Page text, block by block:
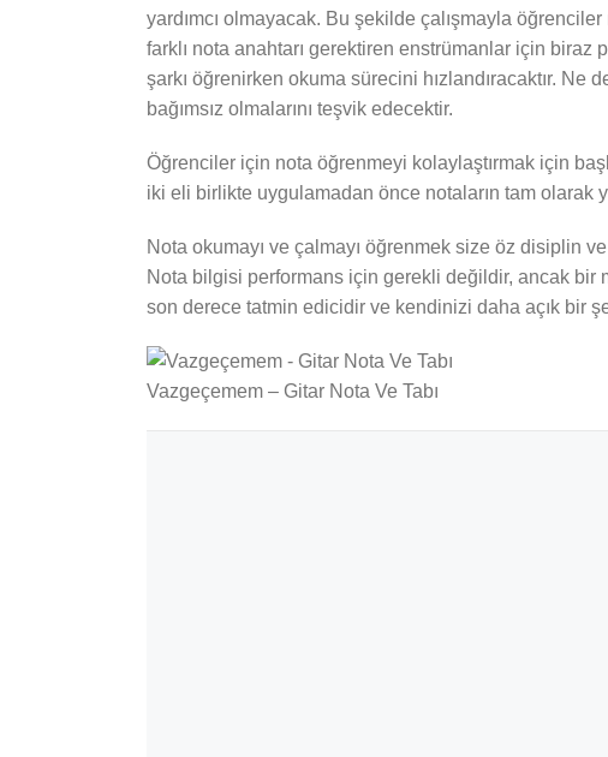
yardımcı olmayacak. Bu şekilde çalışmayla
farklı nota anahtarı gerektiren enstrümanlar için
şarkı öğrenirken okuma sürecini hızlandıracaktır.
bağımsız olmalarını teşvik edecektir.
Öğrenciler için nota öğrenmeyi kolaylaştırmak için
iki eli birlikte uygulamadan önce notaların tam olarak
Nota okumayı ve çalmayı öğrenmek size öz disiplin
Nota bilgisi performans için gerekli değildir, ancak bir
son derece tatmin edicidir ve kendinizi daha açık bir
Vazgeçemem – Gitar Nota Ve Tabı